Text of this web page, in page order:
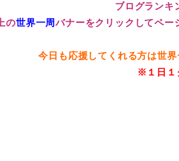
ブログランキ
上の世界一周バナーをクリックしてペー
今日も応援してくれる方は世
※１日１